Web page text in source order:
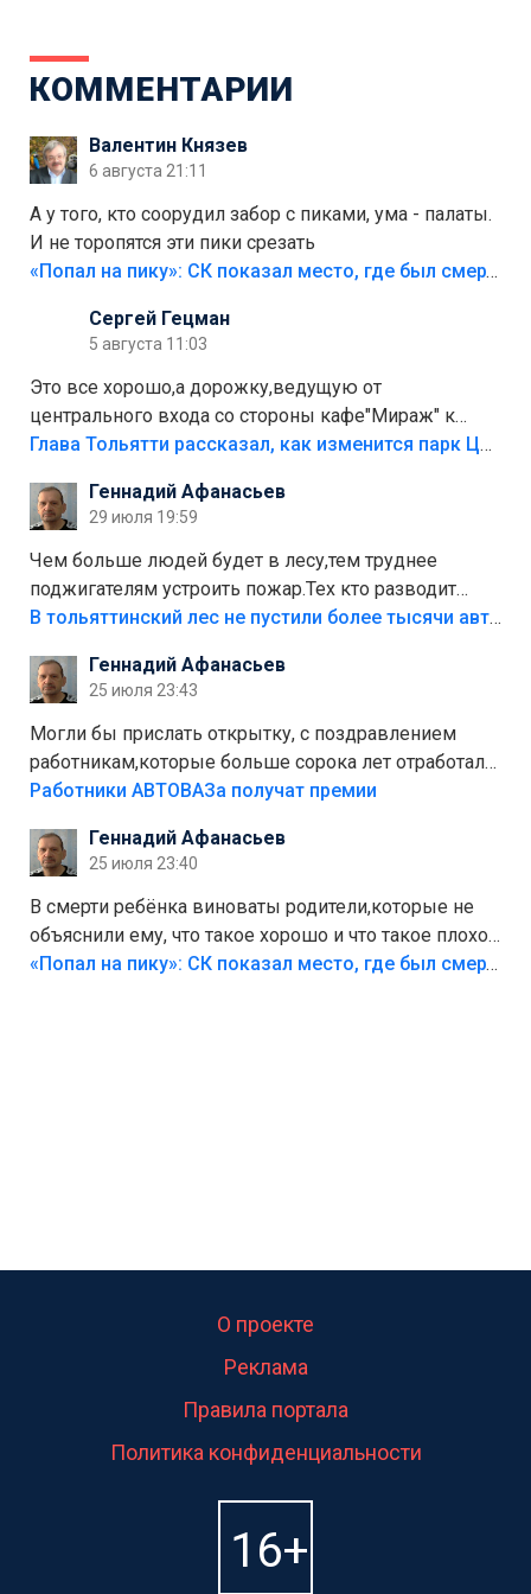
КОММЕНТАРИИ
Валентин Князев
6 августа 21:11
А у того, кто соорудил забор с пиками, ума - палаты.
И не торопятся эти пики срезать
«Попал на пику»: СК показал место, где был смертельно травмирован ребенок в Тольятти
Сергей Гецман
5 августа 11:03
Это все хорошо,а дорожку,ведущую от
центрального входа со стороны кафе"Мираж" к
аттракционам слабо доделать?А то бордюры
лежала в парке и испортилась.Да еще,видимо,часть
украли.
Глава Тольятти рассказал, как изменится парк Центрального района
Геннадий Афанасьев
29 июля 19:59
Чем больше людей будет в лесу,тем труднее
поджигателям устроить пожар.Тех кто разводит
костры,тех надо безбожно штрафовать.Камер полно
Штрафы мизерные.
В тольяттинский лес не пустили более тысячи автомобилей
Геннадий Афанасьев
25 июля 23:43
Могли бы прислать открытку, с поздравлением
работникам,которые больше сорока лет отработали
на предприятии.
Работники АВТОВАЗа получат премии
Геннадий Афанасьев
25 июля 23:40
В смерти ребёнка виноваты родители,которые не
объяснили ему, что такое хорошо и что такое плохо!
Лезть через такой забор,верх безумия,есть же
«Попал на пику»: СК показал место, где был смертельно травмирован ребенок в Тольятти
О проекте
Реклама
Правила портала
Политика конфиденциальности